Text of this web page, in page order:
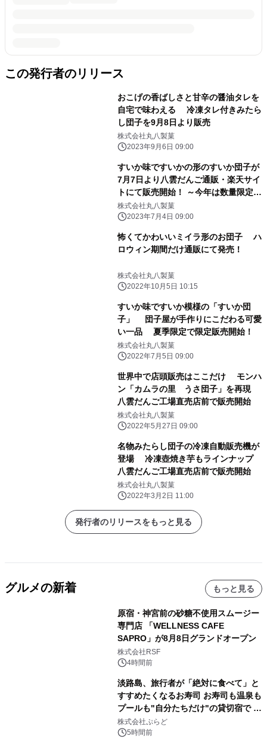
この発行者のリリース
おこげの香ばしさと甘辛の醤油タレを
自宅で味わえる 冷凍タレ付きみたら
し団子を9月8日より販売
株式会社丸八製菓
2023年9月6日 09:00
すいか味ですいかの形のすいか団子が
7月7日より八雲だんご通販・楽天サイ
トにて販売開始！ ～今年は数量限定す
いか柄パッケージが登場～
株式会社丸八製菓
2023年7月4日 09:00
怖くてかわいいミイラ形のお団子 ハ
ロウィン期間だけ通販にて発売！
株式会社丸八製菓
2022年10月5日 10:15
すいか味ですいか模様の「すいか団
子」 団子屋が手作りにこだわる可愛
い一品 夏季限定で限定販売開始！
株式会社丸八製菓
2022年7月5日 09:00
世界中で店頭販売はここだけ モンハ
ン「カムラの里 うさ団子」を再現
八雲だんご工場直売店前で販売開始
株式会社丸八製菓
2022年5月27日 09:00
名物みたらし団子の冷凍自動販売機が
登場 冷凍壺焼き芋もラインナップ
八雲だんご工場直売店前で販売開始
株式会社丸八製菓
2022年3月2日 11:00
発行者のリリースをもっと見る
グルメの新着 もっと見る
原宿・神宮前の砂糖不使用スムージー
専門店 「WELLNESS CAFE
SAPRO」が8月8日グランドオープン
株式会社RSF
4時間前
淡路島、旅行者が「絶対に食べて」と
すすめたくなるお寿司 お寿司も温泉も
プールも"自分たちだけ"の貸切宿で 1
日1組限定「岩屋温泉 絵島別庭 海と
森」の握り寿司プラン
株式会社ぷらど
5時間前